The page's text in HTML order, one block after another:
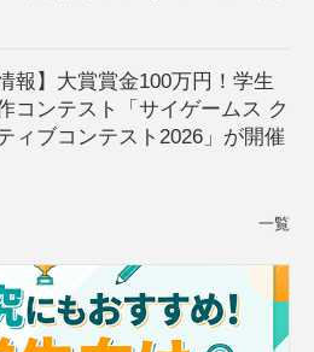
報】大賞賞金100万円！学生
コンテスト「サイゲームス ク
ィブコンテスト2026」が開催
一覧